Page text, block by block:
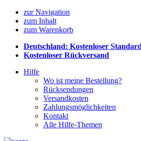
zur Navigation
zum Inhalt
zum Warenkorb
Deutschland: Kostenloser
Kostenloser Rückversand
Hilfe
Wo ist meine Bestellung?
Rücksendungen
Versandkosten
Zahlungsmöglichkeiten
Kontakt
Alle Hilfe-Themen